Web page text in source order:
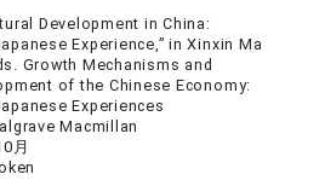
Development in China:
Experience,” in Xinxin Ma
Growth Mechanisms and
of the Chinese Economy:
Experiences
Macmillan
月